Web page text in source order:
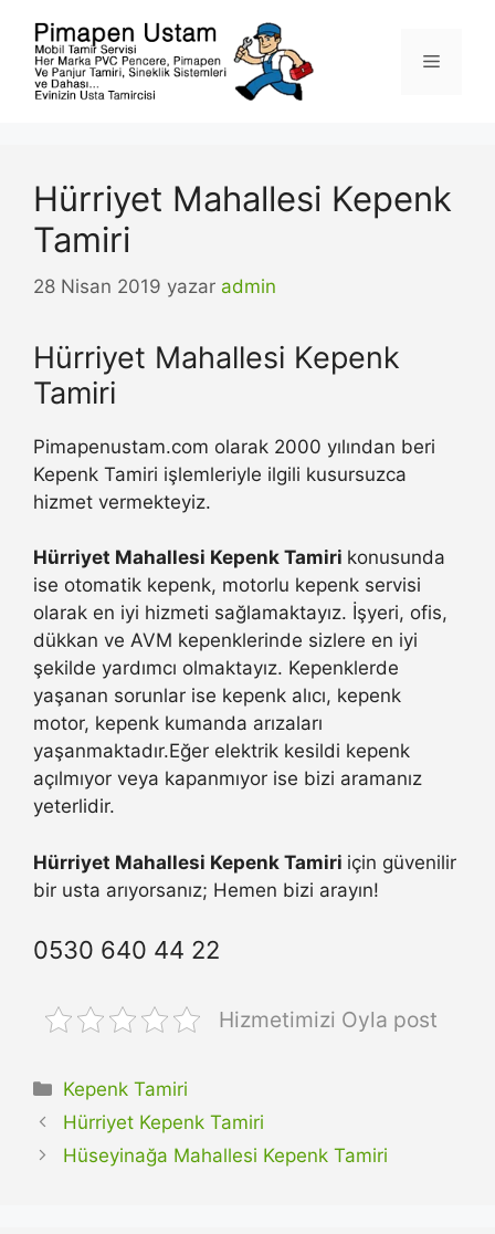
Menü
Hürriyet Mahallesi Kepenk
Tamiri
28 Nisan 2019 yazar admin
Hürriyet Mahallesi Kepenk
Tamiri
Pimapenustam.com olarak 2000 yılından beri
Kepenk Tamiri işlemleriyle ilgili kusursuzca
hizmet vermekteyiz.
Hürriyet Mahallesi Kepenk Tamiri konusunda
ise otomatik kepenk, motorlu kepenk servisi
olarak en iyi hizmeti sağlamaktayız. İşyeri, ofis,
dükkan ve AVM kepenklerinde sizlere en iyi
şekilde yardımcı olmaktayız. Kepenklerde
yaşanan sorunlar ise kepenk alıcı, kepenk
motor, kepenk kumanda arızaları
yaşanmaktadır.Eğer elektrik kesildi kepenk
açılmıyor veya kapanmıyor ise bizi aramanız
yeterlidir.
Hürriyet Mahallesi Kepenk Tamiri için güvenilir
bir usta arıyorsanız; Hemen bizi arayın!
0530 640 44 22
Hizmetimizi Oyla post
Kategoriler
Kepenk Tamiri
Hürriyet Kepenk Tamiri
Hüseyinağa Mahallesi Kepenk Tamiri